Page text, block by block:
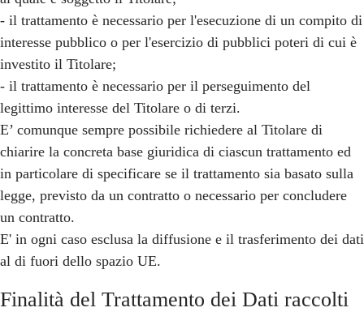
- il trattamento è necessario per l'esecuzione di un compito di
interesse pubblico o per l'esercizio di pubblici poteri di cui è
investito il Titolare;
- il trattamento è necessario per il perseguimento del
legittimo interesse del Titolare o di terzi.
E’ comunque sempre possibile richiedere al Titolare di
chiarire la concreta base giuridica di ciascun trattamento ed
in particolare di specificare se il trattamento sia basato sulla
legge, previsto da un contratto o necessario per concludere
un contratto.
E' in ogni caso esclusa la diffusione e il trasferimento dei dati
al di fuori dello spazio UE.
Finalità del Trattamento dei Dati raccolti